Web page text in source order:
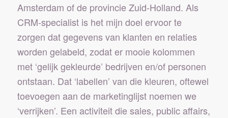
Amsterdam of de provincie Zuid-Holland. Als
CRM-specialist is het mijn doel ervoor te
zorgen dat gegevens van klanten en relaties
worden gelabeld, zodat er mooie kolommen
met ‘gelijk gekleurde’ bedrijven en/of personen
ontstaan. Dat ‘labellen’ van die kleuren, oftewel
toevoegen aan de marketinglijst noemen we
‘verrijken’. Een activiteit die sales, public affairs,